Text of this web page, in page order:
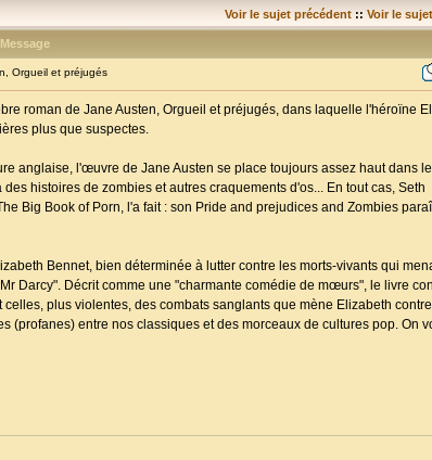
Voir le sujet précédent :: Voir le
Message
Orgueil et préjugés
roman de Jane Austen, Orgueil et préjugés, dans laquelle l'héroïne
plus que suspectes.
anglaise, l'œuvre de Jane Austen se place toujours assez haut dans
histoires de zombies et autres craquements d'os... En tout cas, Seth
Big Book of Porn, l'a fait : son Pride and prejudices and Zombies
Bennet, bien déterminée à lutter contre les morts-vivants qui
Darcy". Décrit comme une "charmante comédie de mœurs", le livre
plus violentes, des combats sanglants que mène Elizabeth
(profanes) entre nos classiques et des morceaux de cultures pop. On